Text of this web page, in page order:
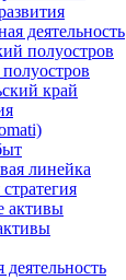
деятельность
полуостров
край
линейка
активы